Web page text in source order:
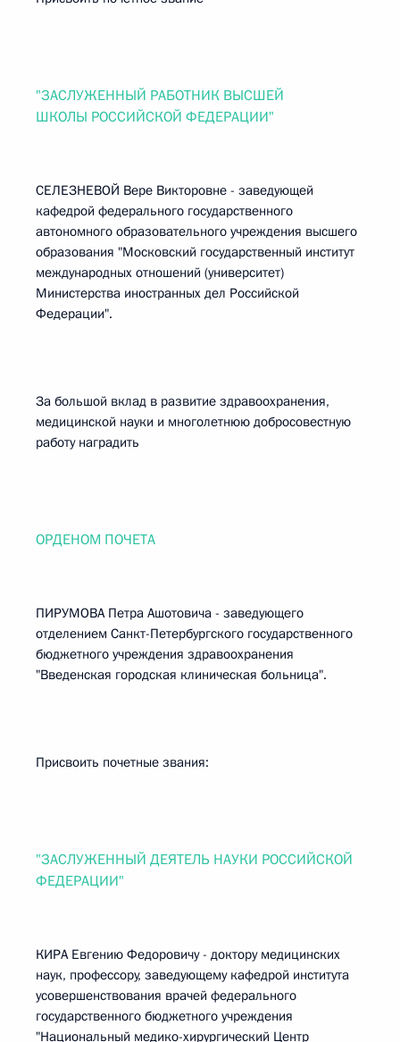
"ЗАСЛУЖЕННЫЙ РАБОТНИК ВЫСШЕЙ
ШКОЛЫ РОССИЙСКОЙ ФЕДЕРАЦИИ"
СЕЛЕЗНЕВОЙ Вере Викторовне - заведующей
кафедрой федерального государственного
автономного образовательного учреждения высшего
образования "Московский государственный институт
международных отношений (университет)
Министерства иностранных дел Российской
Федерации".
За большой вклад в развитие здравоохранения,
медицинской науки и многолетнюю добросовестную
работу наградить
ОРДЕНОМ ПОЧЕТА
ПИРУМОВА Петра Ашотовича - заведующего
отделением Санкт-Петербургского государственного
бюджетного учреждения здравоохранения
"Введенская городская клиническая больница".
Присвоить почетные звания:
"ЗАСЛУЖЕННЫЙ ДЕЯТЕЛЬ НАУКИ РОССИЙСКОЙ
ФЕДЕРАЦИИ"
КИРА Евгению Федоровичу - доктору медицинских
наук, профессору, заведующему кафедрой института
усовершенствования врачей федерального
государственного бюджетного учреждения
"Национальный медико-хирургический Центр